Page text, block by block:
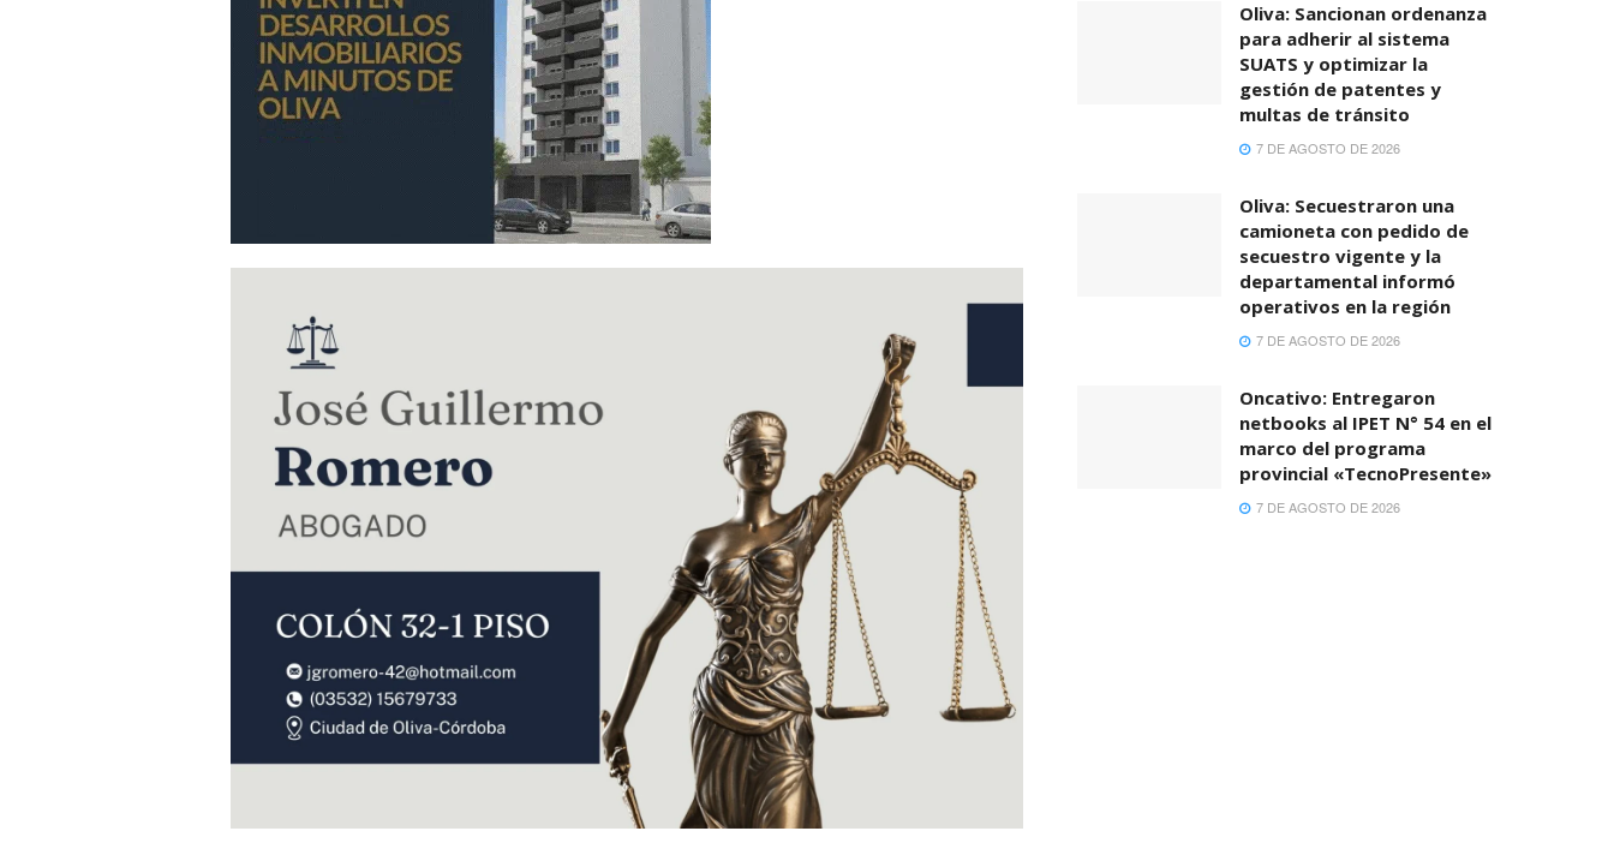
Oliva: Sancionan ordenanza
para adherir al sistema
SUATS y optimizar la
gestión de patentes y
multas de tránsito
7 DE AGOSTO DE 2026
Oliva: Secuestraron una
camioneta con pedido de
secuestro vigente y la
departamental informó
operativos en la región
7 DE AGOSTO DE 2026
Oncativo: Entregaron
netbooks al IPET N° 54 en el
marco del programa
provincial «TecnoPresente»
7 DE AGOSTO DE 2026